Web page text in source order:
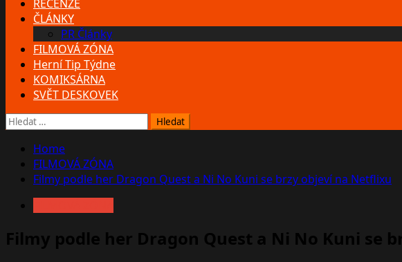
RECENZE
ČLÁNKY
PR Články
FILMOVÁ ZÓNA
Herní Tip Týdne
KOMIKSÁRNA
SVĚT DESKOVEK
Vyhledávání
Home
FILMOVÁ ZÓNA
Filmy podle her Dragon Quest a Ni No Kuni se brzy objeví na Netflixu
Filmy podle her Dragon Quest a Ni No Kuni se